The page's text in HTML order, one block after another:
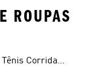
ROUPAS
Masculinas
Tênis Corrida